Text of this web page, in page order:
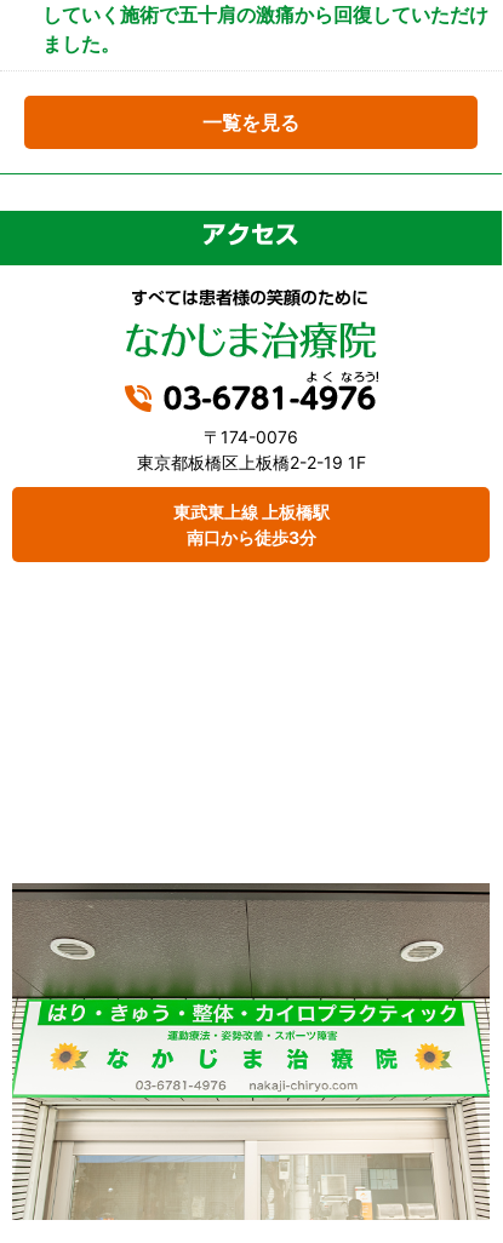
していく施術で五十肩の激痛から回復していただけ
ました。
一覧を見る
〒174-0076
東京都板橋区上板橋2-2-19 1F
東武東上線 上板橋駅
南口から徒歩3分